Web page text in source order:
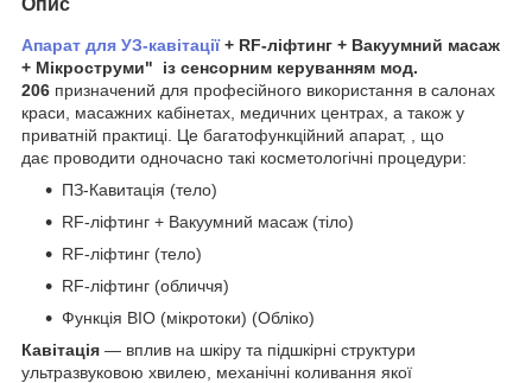
Апарат для УЗ-кавітації+ RF-ліфтинг + Вакуумний масаж
+ Мікроструми" із сенсорним керуванням мод.
206 призначений для професійного використання в салонах
краси, масажних кабінетах, медичних центрах, а також у
приватній практиці. Це багатофункційний апарат, , що
дає проводити одночасно такі косметологічні процедури:
ПЗ-Кавитація (тело)
RF-ліфтинг + Вакуумний масаж (тіло)
RF-ліфтинг (тело)
RF-ліфтинг (обличчя)
Функція BIO (мікротоки) (Обліко)
Кавітація — вплив на шкіру та підшкірні структури
ультразвуковою хвилею, механічні коливання якої